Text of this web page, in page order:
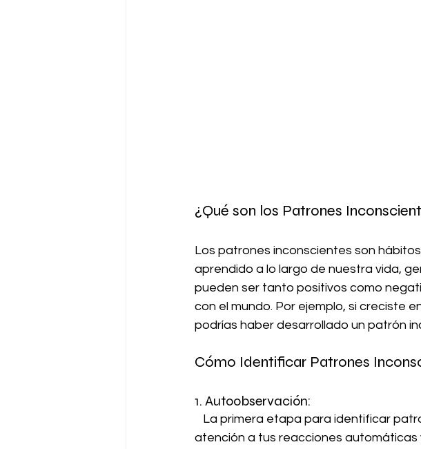
¿Qué son los Patrones
Los patrones inconscientes son
aprendido a lo largo de nuestra vida,
pueden ser tanto positivos como
con el mundo. Por ejemplo, si creciste
podrías haber desarrollado un patrón
Cómo Identificar Patrones
1. Autoobservación:
atención a tus reacciones automáticas